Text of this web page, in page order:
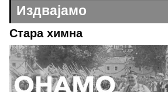
Издвајамо
Стара химна